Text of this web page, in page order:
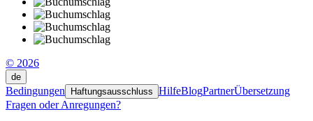
© 2026
de
Bedingungen Haftungsausschluss HilfeBlogPartnerÜbersetzung
Fragen oder Anregungen?